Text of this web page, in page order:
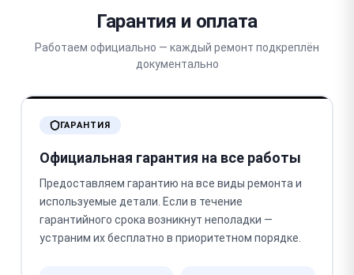
Гарантия и оплата
Работаем официально — каждый ремонт подкреплён
документально
ГАРАНТИЯ
Официальная гарантия на все работы
Предоставляем гарантию на все виды ремонта и
используемые детали. Если в течение
гарантийного срока возникнут неполадки —
устраним их бесплатно в приоритетном порядке.